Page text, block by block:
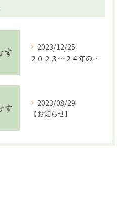
2023/12/25
２０２３〜２４年の年末年始について
2023/08/29
【お知らせ】